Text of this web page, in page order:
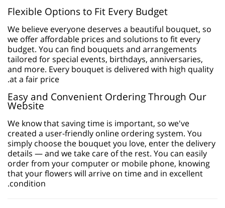
Flexible Options to Fit Every Budget
We believe everyone deserves a beautiful bouquet, so
we offer affordable prices and solutions to fit every
budget. You can find bouquets and arrangements
tailored for special events, birthdays, anniversaries,
and more. Every bouquet is delivered with high quality
at a fair price.
Easy and Convenient Ordering Through Our
Website
We know that saving time is important, so we've
created a user-friendly online ordering system. You
simply choose the bouquet you love, enter the delivery
details — and we take care of the rest. You can easily
order from your computer or mobile phone, knowing
that your flowers will arrive on time and in excellent
condition.